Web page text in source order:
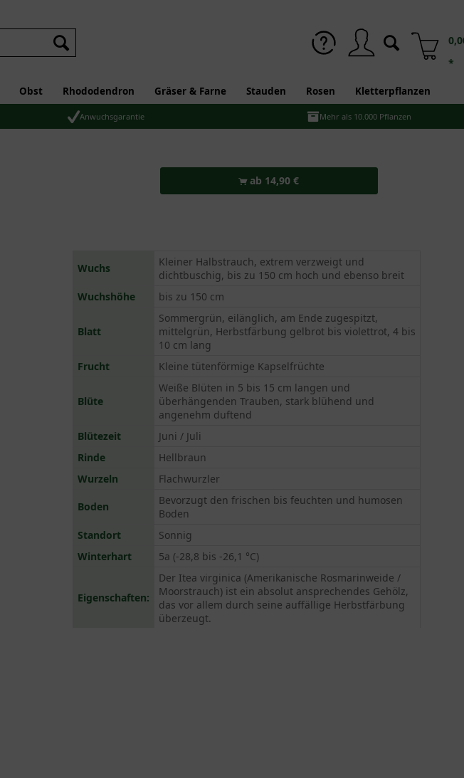
*
Obst Rhododendron Gräser & Farne Stauden Rosen Kletterpflanzen
Anwuchsgarantie Mehr als 10.000 Pflanzen
ab 14,90 €
Wuchs
Kleiner Halbstrauch, extrem verzweigt und
dichtbuschig, bis zu 150 cm hoch und ebenso breit
Wuchshöhe
bis zu 150 cm
Blatt
Sommergrün, eilänglich, am Ende zugespitzt,
mittelgrün, Herbstfärbung gelbrot bis violettrot, 4 bis
10 cm lang
Frucht
Kleine tütenförmige Kapselfrüchte
Blüte
Weiße Blüten in 5 bis 15 cm langen und
überhängenden Trauben, stark blühend und
angenehm duftend
Blütezeit
Juni / Juli
Rinde
Hellbraun
Wurzeln
Flachwurzler
Boden
Bevorzugt den frischen bis feuchten und humosen
Boden
Standort
Sonnig
Winterhart
5a (-28,8 bis -26,1 °C)
Eigenschaften:
Der Itea virginica (Amerikanische Rosmarinweide /
Moorstrauch) ist ein absolut ansprechendes Gehölz,
das vor allem durch seine auffällige Herbstfärbung
überzeugt.